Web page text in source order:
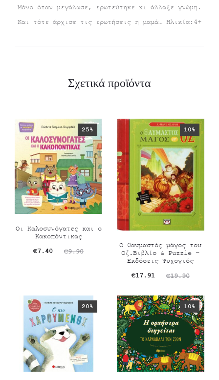
Μόνο όταν μεγάλωσε, ερωτεύτηκε κι άλλαξε γνώμη.
Και τότε άρχισε τις ερωτήσεις η μαμά… Ηλικία:4+
Σχετικά προϊόντα
25%
Οι Καλοσυνόγατες και ο
Κακοπόντικας
€9.90
Original
€9.90.
€7.40
Η
είναι:
€7.40.
10%
Ο θαυμαστός μάγος του
Οζ.Βιβλίο & Puzzle –
Εκδόσεις Ψυχογιός
€19.90
Original
was:
€19.90.
€17.91
Η
τιμή
είναι:
€17.91.
20% 10%